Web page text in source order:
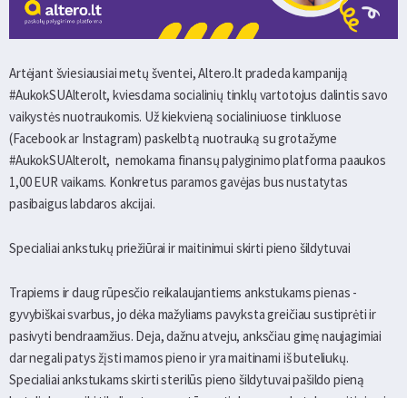
Artėjant šviesiausiai metų šventei, Altero.lt pradeda kampaniją
#AukokSUAlterolt, kviesdama socialinių tinklų vartotojus dalintis savo
vaikystės nuotraukomis. Už kiekvieną socialiniuose tinkluose
(Facebook ar Instagram) paskelbtą nuotrauką su grotažyme
#AukokSUAlterolt, nemokama finansų palyginimo platforma paaukos
1,00 EUR vaikams. Konkretus paramos gavėjas bus nustatytas
pasibaigus labdaros akcijai.
Specialiai ankstukų priežiūrai ir maitinimui skirti pieno šildytuvai
Trapiems ir daug rūpesčio reikalaujantiems ankstukams pienas -
gyvybiškai svarbus, jo dėka mažyliams pavyksta greičiau sustiprėti ir
pasivyti bendraamžius. Deja, dažnu atveju, anksčiau gimę naujagimiai
dar negali patys žįsti mamos pieno ir yra maitinami iš buteliukų.
Specialiai ankstukams skirti sterilūs pieno šildytuvai pašildo pieną